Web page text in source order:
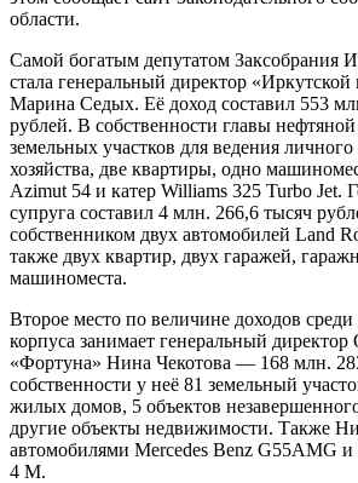
области.
Самой богатым депутатом Заксобрания
стала генеральный директор
Марина Седых. Её доход составил 553
рублей. В собственности главы
земельных участков для ведения
хозяйства, две квартиры, одно
Azimut 54 и катер Williams 325 Turbo Jet.
супруга составил 4 млн. 266,6 тысяч
собственником двух автомобилей Land
также двух квартир, двух гаражей,
машиноместа.
Второе место по величине доходов среди
корпуса занимает генеральный
«Фортуна» Нина Чекотова — 168 млн.
собственности у неё 81 земельный
жилых домов, 5 объектов
другие объекты недвижимости. Также
автомобилями Mercedes Benz G55AMG и
4 M.